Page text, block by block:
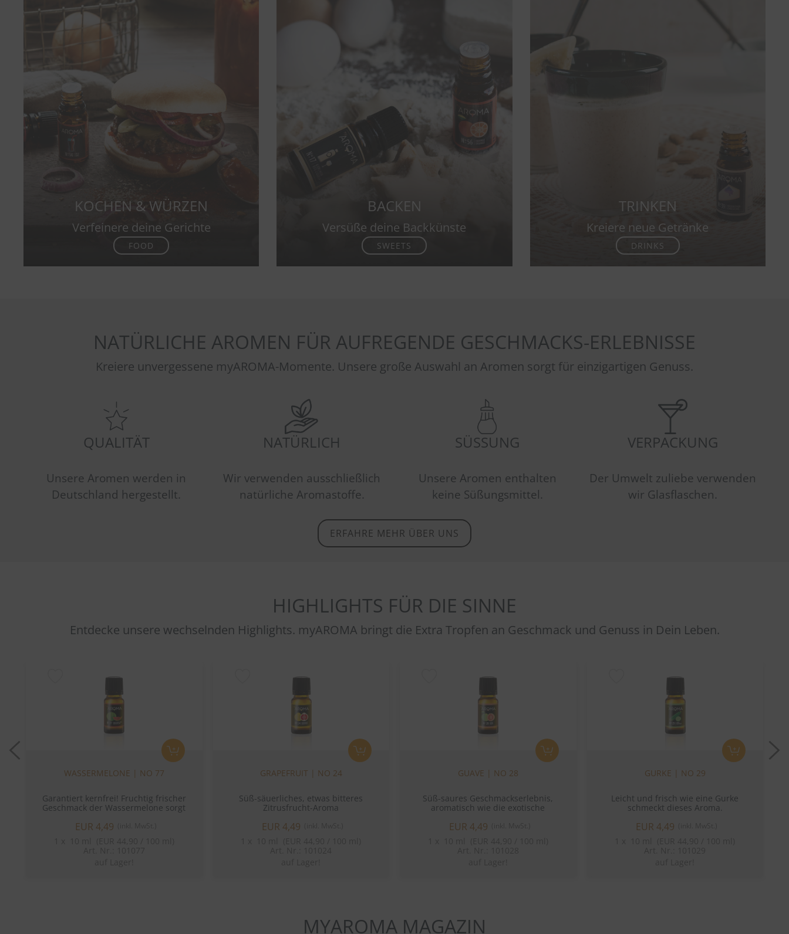
KOCHEN & WÜRZEN
Verfeinere deine Gerichte
FOOD
BACKEN
Versüße deine Backkünste
SWEETS
TRINKEN
Kreiere neue Getränke
DRINKS
NATÜRLICHE AROMEN FÜR AUFREGENDE GESCHMACKS-ERLEBNISSE
Kreiere unvergessene myAROMA-Momente. Unsere große Auswahl an Aromen sorgt für einzigartigen Genuss.
QUALITÄT
Unsere Aromen werden in
Deutschland hergestellt.
NATÜRLICH
Wir verwenden ausschließlich
natürliche Aromastoffe.
SÜSSUNG
Unsere Aromen enthalten
keine Süßungsmittel.
VERPACKUNG
Der Umwelt zuliebe verwenden
wir Glasflaschen.
ERFAHRE MEHR ÜBER UNS
HIGHLIGHTS FÜR DIE SINNE
Entdecke unsere wechselnden Highlights. myAROMA bringt die Extra Tropfen an Geschmack und Genuss in Dein Leben.
WASSERMELONE | NO 77
Garantiert kernfrei! Fruchtig frischer
Geschmack der Wassermelone sorgt
von Sommer!
EUR 4,49
GRAPEFRUIT | NO 24
Süß-säuerliches, etwas bitteres
Zitrusfrucht-Aroma
EUR 4,49
GUAVE | NO 28
Süß-saures Geschmackserlebnis,
aromatisch wie die exotische
EUR 4,49
GURKE | NO 29
Leicht und frisch wie eine Gurke
schmeckt dieses Aroma.
EUR 4,49
MYAROMA MAGAZIN